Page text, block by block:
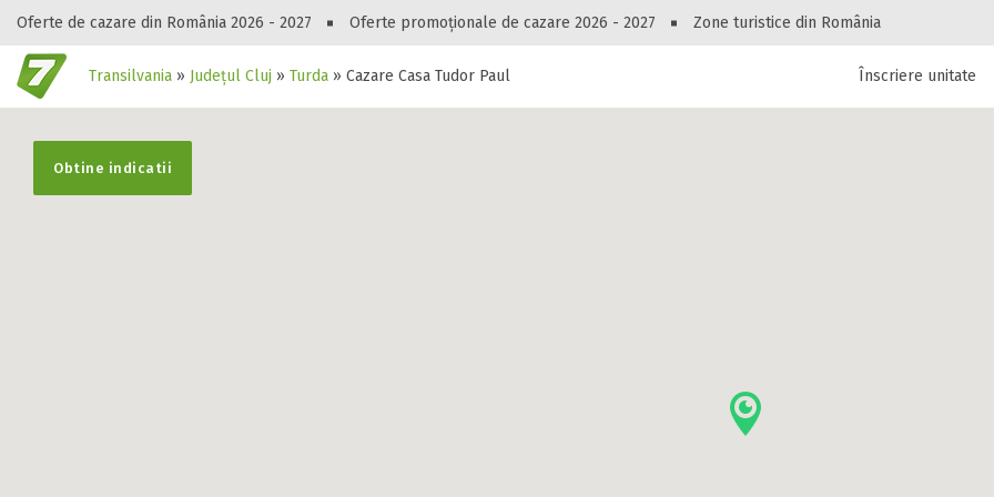
Oferte de cazare din România 2026 - 2027 Oferte promoționale de cazare 2026 - 2027 Zone turistice din România
Transilvania » Județul Cluj » Turda » Cazare Casa Tudor Paul
Peste 10545 oferte de cazare!
Gasești hoteluri, pensiuni, vile, apartamente sau alte unitați
Înscriere unitate
Obtine indicatii